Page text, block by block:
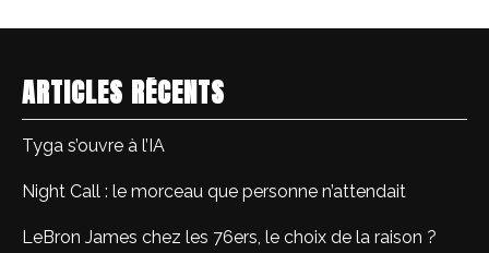
ARTICLES RÉCENTS
Tyga s’ouvre à l’IA
Night Call : le morceau que personne n’attendait
LeBron James chez les 76ers, le choix de la raison ?